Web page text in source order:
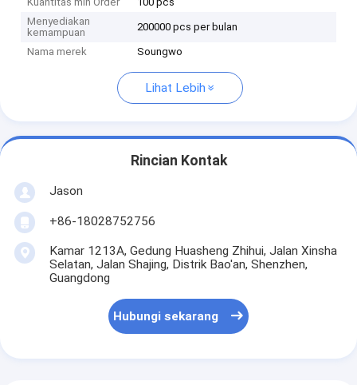
Menyediakan
kemampuan
200000 pcs per bulan
Nama merek Soungwo
Lihat Lebih
Rincian Kontak
Jason
+86-18028752756
Kamar 1213A, Gedung Huasheng Zhihui, Jalan Xinsha
Selatan, Jalan Shajing, Distrik Bao'an, Shenzhen,
Guangdong
Hubungi sekarang